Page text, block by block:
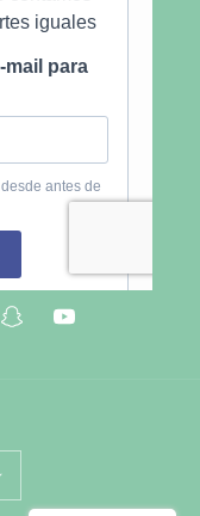
SnapchatYouTube